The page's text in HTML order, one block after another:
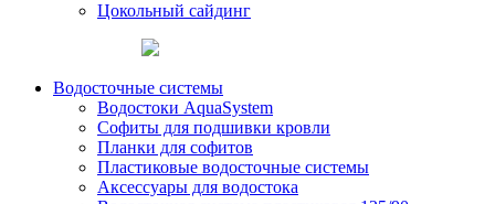
Цокольный сайдинг
Водосточные системы
Водостоки AquaSystem
Софиты для подшивки кровли
Планки для софитов
Пластиковые водосточные системы
Аксессуары для водостока